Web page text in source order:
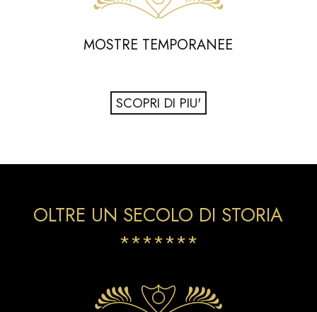
MOSTRE TEMPORANEE
SCOPRI DI PIU'
OLTRE UN SECOLO DI STORIA
*******